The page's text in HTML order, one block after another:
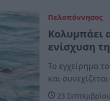
Πελοπόννησος
Κολυμπάει
ενίσχυση
Το εγχείρημα
και
23